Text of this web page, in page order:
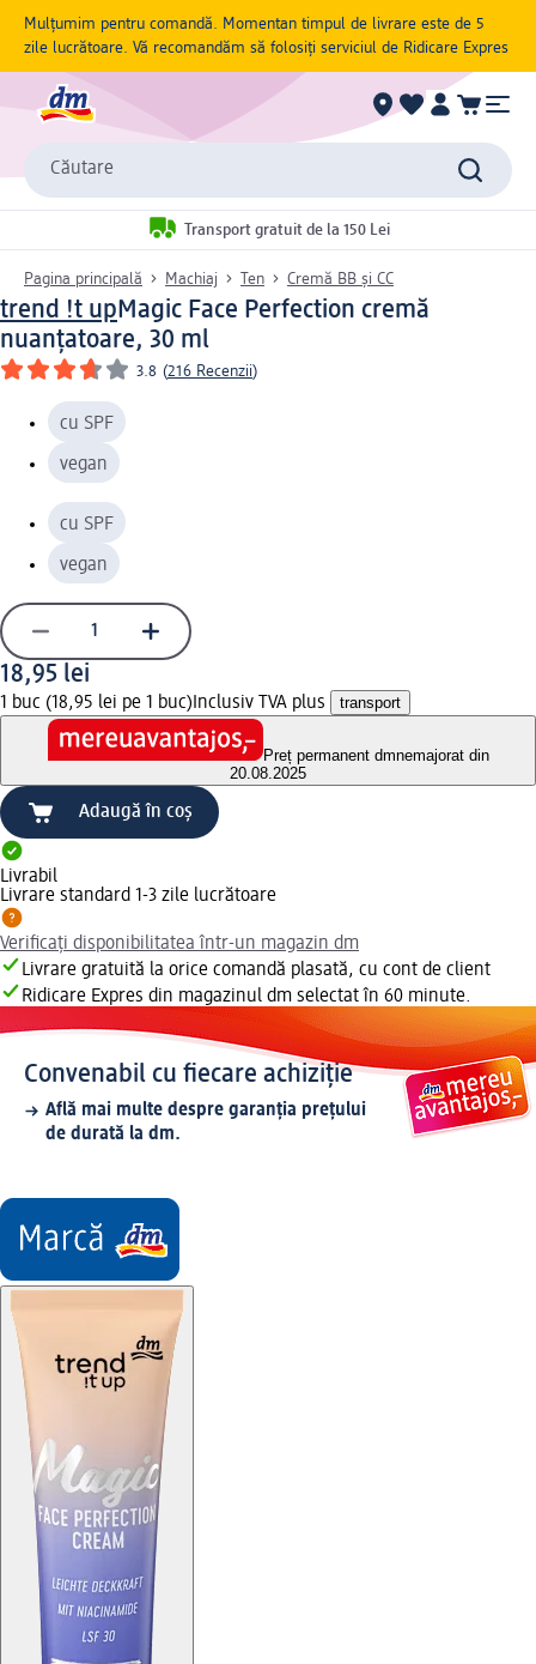
Mulțumim pentru comandă. Momentan timpul de livrare este de 5
zile lucrătoare. Vă recomandăm să folosiți serviciul de Ridicare Expres
Căutare
Transport gratuit de la 150 Lei
Pagina principală Machiaj Ten Cremă BB și CC
trend !t upMagic Face Perfection cremă
nuanțatoare, 30 ml
3.8 (216 Recenzii)
cu SPF
vegan
cu SPF
vegan
18,95 lei
1 buc (18,95 lei pe 1 buc) Inclusiv TVA plus transport
Preț permanent dmnemajorat din
20.08.2025
Adaugă în coș
Livrabil
Livrare standard 1-3 zile lucrătoare
Verificați disponibilitatea într-un magazin dm
Livrare gratuită la orice comandă plasată, cu cont de client
Ridicare Expres din magazinul dm selectat în 60 minute.
Convenabil cu fiecare achiziție
Află mai multe despre garanția prețului
de durată la dm.